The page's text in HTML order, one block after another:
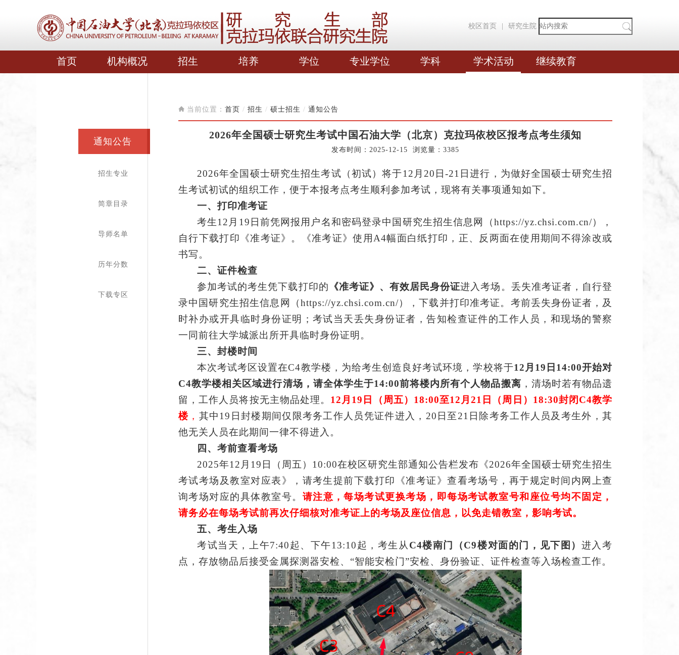
研究生院
校区首页
首页 机构概况 招生 培养 学位 专业学位 学科 学术活动 继续教育
通知公告
招生专业
简章目录
导师名单
历年分数
下载专区
当前位置： 首页 / 招生 / 硕士招生 / 通知公告
2026年全国硕士研究生考试中国石油大学（北京）克拉玛依校区报考点考生须知
发布时间：2025-12-15 浏览量： 3385
2026年全国硕士研究生招生考试（初试）将于12月20 日-21 日进行，为做好全国硕士研究生招
生考试初试的组织工作 ，便于本报考点考生顺利参加考试，现将有关事项通知如下。
一、打印准考证
考生12月 19 日前凭网报用户名和密码登录中国研究生招生信息网（https://yz.chsi.com.cn/），
自行下载打印《准考证》。《准考证》使用A4幅面白纸打印，正、反两面在使用期间不得涂改或
书写。
二、证件检查
参加考试的考生凭下载打印的 《准考证》、有效居民身份证进入考场。丢失准考证者，自行登
录中国研究生招生信息网（https://yz.chsi.com.cn/），下载并打印准考证。 考前丢失身份证者 ，及
时补办或开具临时身份证明；考试当天丢失身份证者，告知检查证件的工作人员，和现场的警察
一同前往大学城派出所开具临时身份证明 。
三、封楼时间
本次考试考区设置在C4教学楼， 为给考生创造 良好考试环境，学校将于12月 19 日 14:00开始对
C4教学楼相关区域进行清场 ，请全体学生于14:00前将楼内所有个人物品搬离 ， 清场时若有物品遗
留，工作人员将按无主物品处理。 12月 19 日 （周五） 18:00至12月21 日 （周日） 18:30封闭 C4教学
楼 ， 其中19日 封楼期间仅限考务工作人员凭证件进入， 20日至21日 除考务工作人员及考生外 ，其
他无关人员在此期间一律不得进入。
四、考前查看考场
2025年12 月 19 日（周五） 10:00在校区研究生部通知公告栏发布《2026年全国硕士研究生招生
考试考场及教室对应表》，请考生提前下载打印《准考证》查看考场号，再于规定时间内网上查
询考场对应的具体教室号。 请注意，每场考试更换考场，即每场考试教室号和座位号均不固定，
请务必在每场考试前再次仔细核对准考证上的考场及座位信息，以免走错教室 ，影响考试。
五、考生入场
考试当天 ， 上午7:40起、 下午13:10起， 考生从 C4楼南门 （C9楼对面的门，见下图） 进入考
点，存放物品后接受金属探测器安检、 “智能安检门”安检、身份验证、证件检查等入场检查工作。